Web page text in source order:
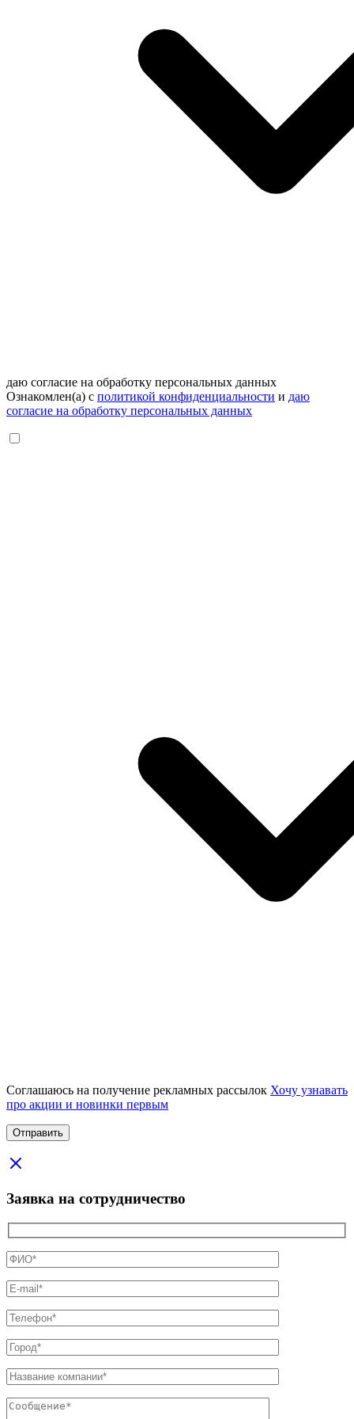
даю согласие на обработку персональных данных
Ознакомлен(а) с политикой конфиденциальности и даю
согласие на обработку персональных данных
Соглашаюсь на получение рекламных рассылок Хочу узнавать
про акции и новинки первым
Заявка на сотрудничество